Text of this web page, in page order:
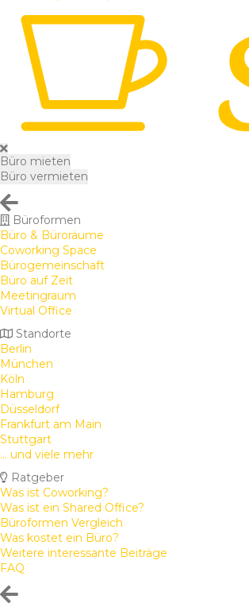
Büro mieten
Büro vermieten
Büroformen
Büro & Büroräume
Coworking Space
Bürogemeinschaft
Büro auf Zeit
Meetingraum
Virtual Office
Standorte
Berlin
München
Köln
Hamburg
Düsseldorf
Frankfurt am Main
Stuttgart
... und viele mehr
Ratgeber
Was ist Coworking?
Was ist ein Shared Office?
Büroformen Vergleich
Was kostet ein Büro?
Weitere interessante Beiträge
FAQ